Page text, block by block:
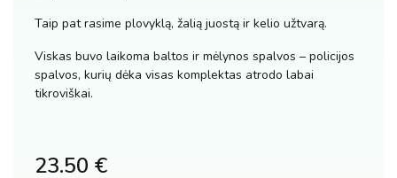
Taip pat rasime plovyklą, žalią juostą ir kelio užtvarą.
Viskas buvo laikoma baltos ir mėlynos spalvos – policijos
spalvos, kurių dėka visas komplektas atrodo labai
tikroviškai.
23.50 €